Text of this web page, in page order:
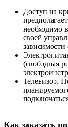
Доступ на
необходимо
своей
(свободная
Телевизор.
Как заказать